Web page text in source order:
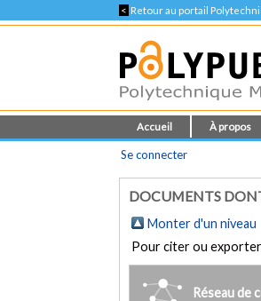
< Retour au portail
Accueil À propos
Se connecter
DOCUMENTS
Monter d'un niveau
Pour citer ou exporter
Réseau de